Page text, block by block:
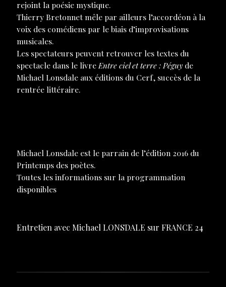
rejoint la poésie mystique.
Thierry Bretonnet mêle par ailleurs l’accordéon à la
voix des comédiens par le biais d’improvisations
musicales.
Les spectateurs peuvent retrouver les textes du
spectacle dans le livre Entre ciel et terre : Péguyde
Michael Lonsdale aux éditions du Cerf, succès de la
rentrée littéraire.
Michael Lonsdale est le parrain de l’édition 2016 du
Printemps des poètes.
Toutes les informations sur la programmation
disponibles
Entretien avec Michael LONSDALE sur FRANCE 24